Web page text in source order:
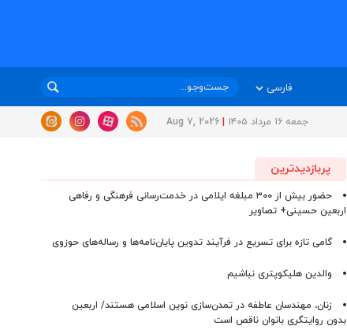
جمعه ۱۶ مرداد ۱۴۰۵ Aug 7, 2026
پربازدیدترین
حضور بیش از ۳۰۰ مبلغه ایلامی در خدمت‌رسانی فرهنگی و رفاهی
اربعین حسینی+ تصاویر
گامی تازه برای تسریع در فرآیند تدوین پایان‌نامه‌ها و رساله‌های حوزوی
والدین هلیکوپتری نباشیم
زنان، مهندسان عاطفه در تمدن‌سازی نوین اسلامی هستند/ اربعین
بدون روایتگری بانوان ناقص است